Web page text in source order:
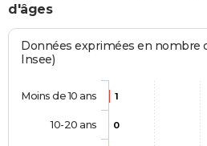
d'âges
Données exprimées en nombre
Insee)
1
0
Moins de 10 ans
10-20 ans